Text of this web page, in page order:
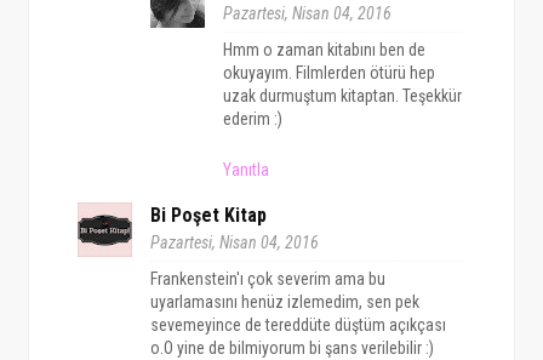
Pazartesi, Nisan 04, 2016
Hmm o zaman kitabını ben de
okuyayım. Filmlerden ötürü hep
uzak durmuştum kitaptan. Teşekkür
ederim :)
Yanıtla
Bi Poşet Kitap
Pazartesi, Nisan 04, 2016
Frankenstein'ı çok severim ama bu
uyarlamasını henüz izlemedim, sen pek
sevemeyince de tereddüte düştüm açıkçası
o.O yine de bilmiyorum bi şans verilebilir :)